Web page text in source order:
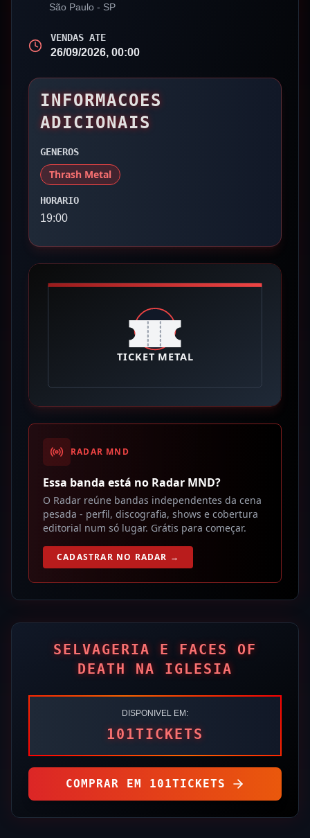
São Paulo- SP
VENDAS ATE
26/09/2026, 00:00
INFORMACOES
ADICIONAIS
GENEROS
Thrash Metal
HORARIO
19:00
RADAR MND
Essa banda está no Radar MND?
O Radar reúne bandas independentes da cena
pesada - perfil, discografia, shows e cobertura
editorial num só lugar. Grátis para começar.
CADASTRAR NO RADAR →
SELVAGERIA E FACES OF
DEATH NA IGLESIA
DISPONIVEL EM:
101TICKETS
COMPRAR EM 101TICKETS